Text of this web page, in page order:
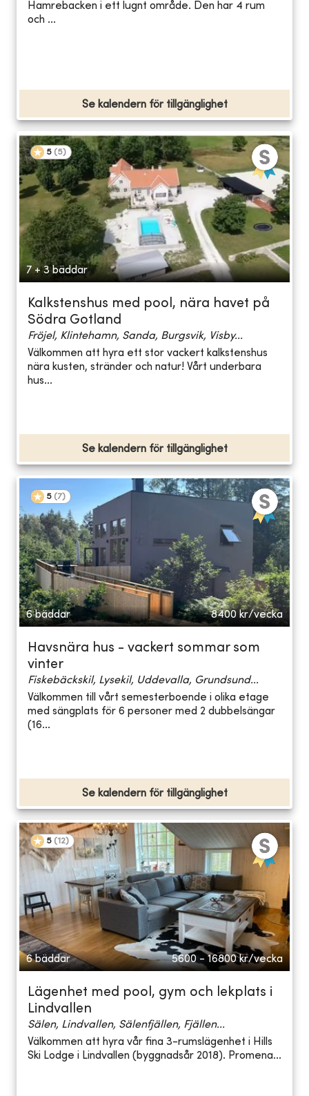
Hamrebacken i ett lugnt område. Den har 4 rum
och ...
Se kalendern för tillgänglighet
5 (5)
7 + 3 bäddar
Kalkstenshus med pool, nära havet på
Södra Gotland
Fröjel, Klintehamn, Sanda, Burgsvik, Visby...
Välkommen att hyra ett stor vackert kalkstenshus
nära kusten, stränder och natur! Vårt underbara
hus...
Se kalendern för tillgänglighet
5 (7)
6 bäddar 8400 kr/vecka
Havsnära hus - vackert sommar som
vinter
Fiskebäckskil, Lysekil, Uddevalla, Grundsund...
Välkommen till vårt semesterboende i olika etage
med sängplats för 6 personer med 2 dubbelsängar
(16...
Se kalendern för tillgänglighet
5 (12)
6 bäddar 5600 - 16800 kr/vecka
Lägenhet med pool, gym och lekplats i
Lindvallen
Sälen, Lindvallen, Sälenfjällen, Fjällen...
Välkommen att hyra vår fina 3-rumslägenhet i Hills
Ski Lodge i Lindvallen (byggnadsår 2018). Promena...